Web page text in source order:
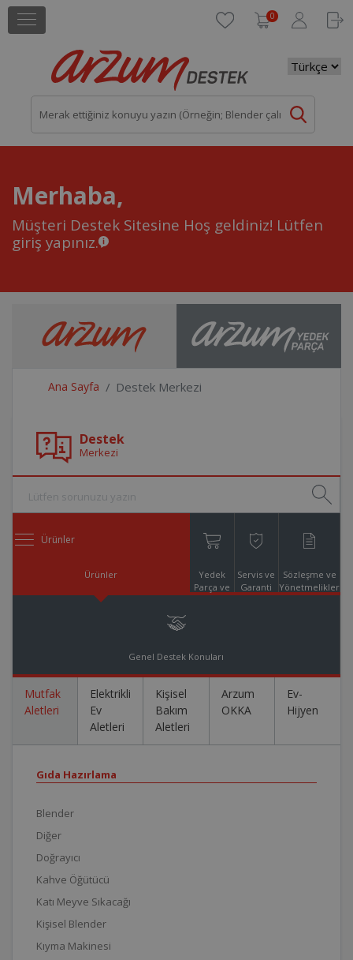
0
Merhaba,
Müşteri Destek Sitesine Hoş geldiniz! Lütfen
giriş yapınız.
Ana Sayfa Destek Merkezi
Destek
Merkezi
Ürünler
Ürünler
Yedek
Parça ve
Servis ve
Garanti
Sözleşme ve
Yönetmelikler
Genel Destek Konuları
Mutfak
Aletleri
Elektrikli
Ev
Aletleri
Kişisel
Bakım
Aletleri
Arzum
OKKA
Ev-
Hijyen
Gıda Hazırlama
Blender
Diğer
Doğrayıcı
Kahve Öğütücü
Katı Meyve Sıkacağı
Kişisel Blender
Kıyma Makinesi